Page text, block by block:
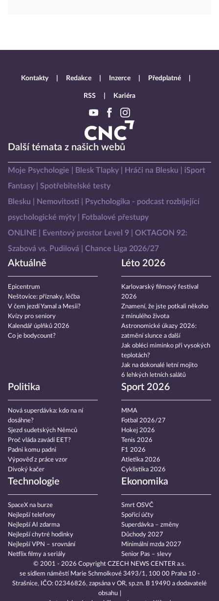
Další témata z našich webů
Moje Psychologie Blesk Tlapky Hráči na Blesku
iSport
Fantasy
Spotřebitelské testy
Blesku
Nemovitosti
Psychologika - podcast rozbíjející
psychologické mýty
Fotbalové přestupy
ONLINE
Eventový prostor Level 9
OKTAGON 92:
Szabová vs. Pudilová
Chance Liga 2026/27
Aktuálně
Epicentrum
Neštovice: příznaky, léčba
V čem jezdí Yamal a Mesii?
Kvízy pro seniory
Kalendář úplňků 2026
Co je bodycount?
Léto 2026
Karlovarský filmový festival
2026
Znamení, že jste potkali někoho
z minulého života
Astronomické úkazy 2026:
zatmění slunce a další
Jak obléci miminko při vysokých
teplotách?
Jak na dokonalé letní mojito
6 lehkých letních salátů
Politika
Nová superdávka: kdo na ní
dosáhne?
Sjezd sudetských Němců
Proč vláda zavádí EET?
Padni komu padni
Výpověď z práce vzor
Divoký kačer
Sport 2026
MMA
Fotbal 2026/27
Hokej 2026
Tenis 2026
F1 2026
Atletika 2026
Cyklistika 2026
Technologie
SpaceX na burze
Nejlepší telefony
Nejlepší AI zdarma
Nejlepší chytré hodinky
Nejlepší VPN – srovnání
Netflix filmy a seriály
Ekonomika
Smrt OSVČ
Spořicí účty
Superdávka – změny
Důchody 2027
Minimální mzda 2027
Senior Pas – slevy
Kontakty Redakce Inzerce Předplatné
RSS Kariéra
© 2001 - 2026 Copyright CZECH NEWS CENTER a.s.
se sídlem náměstí Marie Schmolkové 3493/1, 100 00 Praha 10 -
Strašnice, IČO: 02346826, zapsána v OR, sp.zn. B 19490 a dodavatelé
obsahu